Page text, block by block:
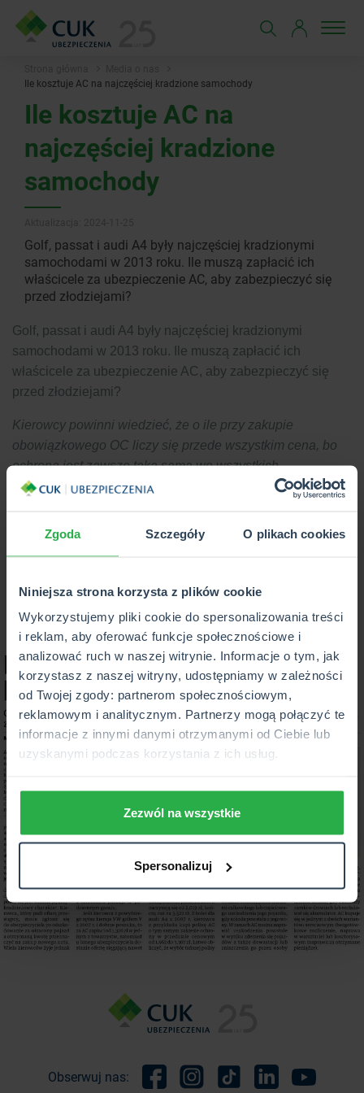
Zgoda Szczegóły O plikach cookies
Niniejsza strona korzysta z plików cookie
Wykorzystujemy pliki cookie do spersonalizowania treści
i reklam, aby oferować funkcje społecznościowe i
analizować ruch w naszej witrynie. Informacje o tym, jak
korzystasz z naszej witryny, udostępniamy w zależności
od Twojej zgody: partnerom społecznościowym,
reklamowym i analitycznym. Partnerzy mogą połączyć te
informacje z innymi danymi otrzymanymi od Ciebie lub
uzyskanymi podczas korzystania z ich usług.
Zezwól na wszystkie
Spersonalizuj
Ile kosztuje AC na najczęściej kradzione samochody
Ile kosztuje AC na
najczęściej kradzione
samochody
Golf, passat i audi A4 były najczęściej kradzionymi
samochodami w 2013 roku. Ile muszą zapłacić ich
właścicele za ubezpieczenie AC, aby zabezpieczyć się
przed złodziejami?
Golf, passat i audi A4 były najczęściej kradzionymi
samochodami w 2013 roku. Ile muszą zapłacić ich
właścicele za ubezpieczenie AC, aby zabezpieczyć się
przed złodziejami?
Kierowcy powinni wiedzieć, że o ile przy zakupie
obowiązkowego OC liczy się przede wszystkim cena, bo
ochrona jest zawsze taka sama we wszystkich
towarzystwach, o tyle w przypadku AC należy upewnić się,
pewno odpowiada ich indywidualnym potrzebom. Warto
więc przed zakupem dobrze jest sprawdzić oferty wielu
Ubezpieczenia.
Obserwuj nas: